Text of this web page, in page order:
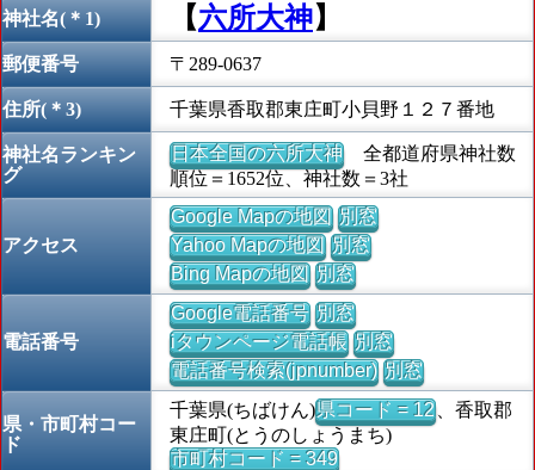
神社名(＊1) 【六所大神】
郵便番号 〒289-0637
住所(＊3) 千葉県香取郡東庄町小貝野１２７番地
神社名ランキン
グ
日本全国の六所大神全都道府県神社数
順位＝1652位、神社数＝3社
アクセス
Google Mapの地図 別窓
Yahoo Mapの地図 別窓
Bing Mapの地図 別窓
電話番号
Google電話番号 別窓
iタウンページ電話帳 別窓
電話番号検索(jpnumber) 別窓
県・市町村コー
ド
千葉県(ちばけん)県コード = 12、香取郡
東庄町(とうのしょうまち)
市町村コード = 349